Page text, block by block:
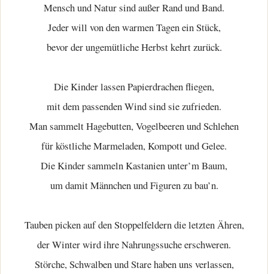
Mensch und Natur sind außer Rand und Band.
Jeder will von den warmen Tagen ein Stück,
bevor der ungemütliche Herbst kehrt zurück.
Die Kinder lassen Papierdrachen fliegen,
mit dem passenden Wind sind sie zufrieden.
Man sammelt Hagebutten, Vogelbeeren und Schlehen
für köstliche Marmeladen, Kompott und Gelee.
Die Kinder sammeln Kastanien unter’m Baum,
um damit Männchen und Figuren zu bau’n.
Tauben picken auf den Stoppelfeldern die letzten Ähren,
der Winter wird ihre Nahrungssuche erschweren.
Störche, Schwalben und Stare haben uns verlassen,